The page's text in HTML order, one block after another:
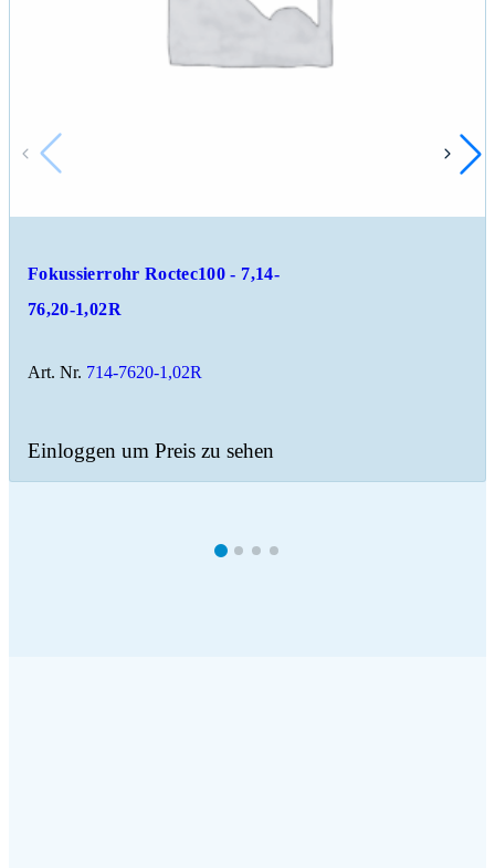
Fokussierrohr Roctec100 - 7,14-
76,20-1,02R
Art. Nr. 714-7620-1,02R
Einloggen um Preis zu sehen